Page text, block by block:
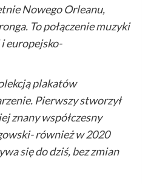
Nowego Orleanu,
To połączenie muzyki
europejsko-
plakatów
Pierwszy stworzył
znany współczesny
również w 2020
się do dziś, bez zmian